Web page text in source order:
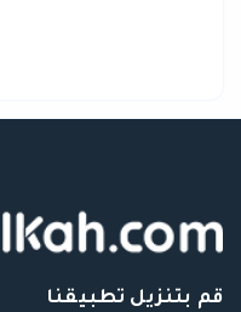
قم بتنزيل تطبيقنا